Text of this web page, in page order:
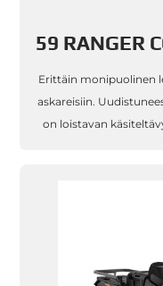
59 RANGER
Erittäin monipuolinen
askareisiin.
on loistavan